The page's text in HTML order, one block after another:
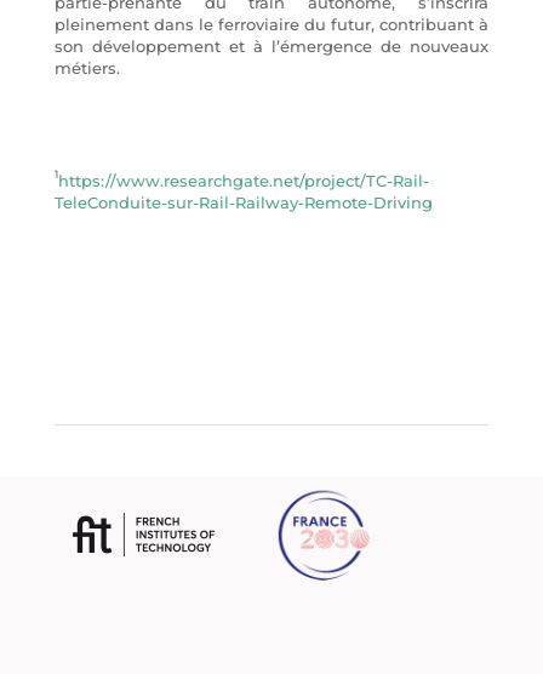
pleinement dans le ferroviaire du futur, contribuant à
son développement et à l’émergence de nouveaux
métiers.
1https://www.researchgate.net/project/TC-Rail-
TeleConduite-sur-Rail-Railway-Remote-Driving